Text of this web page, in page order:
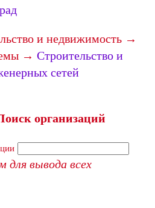
и недвижимость →
→Строительство и
сетей
организаций
вывода всех